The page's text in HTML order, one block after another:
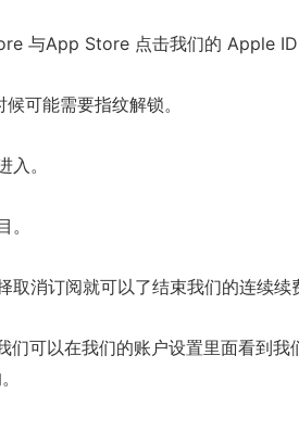
与App Store 点击我们的 Apple ID
可能需要指纹解锁。
入。
消订阅就可以了结束我们的连续续
们可以在我们的账户设置里面看到我